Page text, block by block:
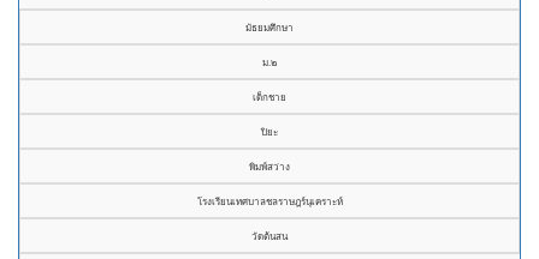
มัธยมศึกษา
ม.๒
เด็กชาย
ปิยะ
พิมพ์สว่าง
โรงเรียนเทศบาลชลราษฎร์นุเคราะห์
วัดต้นสน